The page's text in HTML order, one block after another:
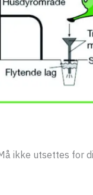
ikke utsettes for